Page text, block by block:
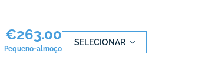
€263.00
Pequeno-almoço
SELECIONAR